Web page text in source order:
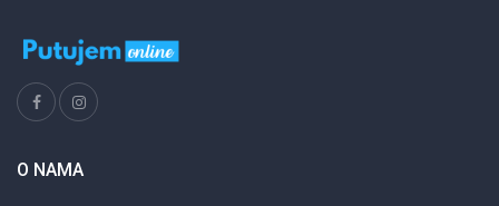
O NAMA